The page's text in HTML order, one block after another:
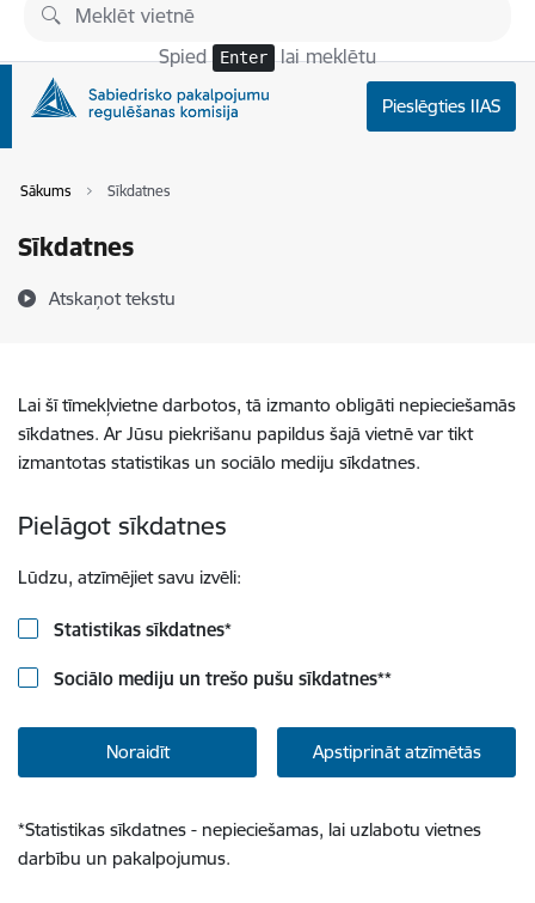
Pāriet uz lapas saturu
Spied Enter lai meklētu
Pieslēgties IIAS
Sākums Sīkdatnes
Sīkdatnes
Atskaņot tekstu
Lai šī tīmekļvietne darbotos, tā izmanto obligāti nepieciešamās
sīkdatnes. Ar Jūsu piekrišanu papildus šajā vietnē var tikt
izmantotas statistikas un sociālo mediju sīkdatnes.
Pielāgot sīkdatnes
Lūdzu, atzīmējiet savu izvēli:
Statistikas sīkdatnes*
Sociālo mediju un trešo pušu sīkdatnes**
Noraidīt Apstiprināt atzīmētās
*Statistikas sīkdatnes - nepieciešamas, lai uzlabotu vietnes
darbību un pakalpojumus.